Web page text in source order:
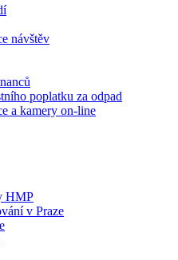
návštěv
poplatku za odpad
a kamery on-line
HMP
v Praze